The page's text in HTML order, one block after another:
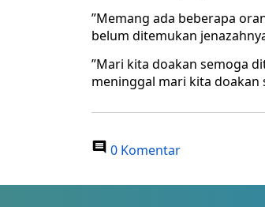
”Memang ada beberapa
belum ditemukan
”Mari kita doakan semoga
meninggal mari kita doakan
0 Komentar